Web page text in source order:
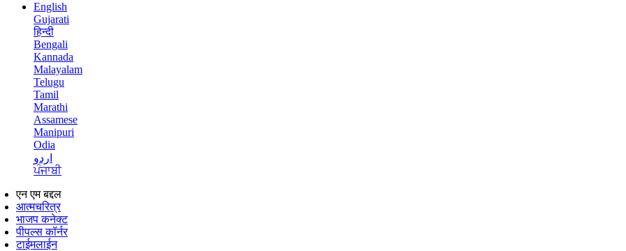
English
Gujarati
हिन्दी
Bengali
Kannada
Malayalam
Telugu
Tamil
Marathi
Assamese
Manipuri
Odia
اردو
ਪੰਜਾਬੀ
एन एम बद्दल
आत्मचरित्र
भाजप कनेक्ट
पीपल्स कॉर्नर
टाईमलाईन